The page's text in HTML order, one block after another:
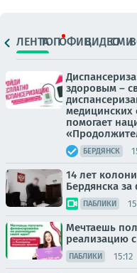
ЛЕНТАТОПОФИЦ.ВИДЕОСМИ
здоровым –
медицинских
помогает
БЕРДЯНСК
14 лет
Бердянска
ПАБЛИКИ
Мечтаешь
реализацию
ПАБЛИКИ 15:12